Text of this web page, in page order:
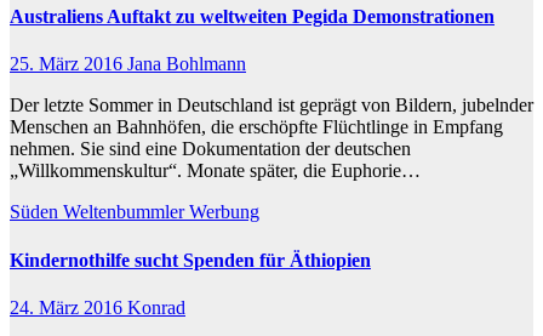
Australiens Auftakt zu weltweiten Pegida Demonstrationen
25. März 2016 Jana Bohlmann
Der letzte Sommer in Deutschland ist geprägt von Bildern, jubelnder
Menschen an Bahnhöfen, die erschöpfte Flüchtlinge in Empfang
nehmen. Sie sind eine Dokumentation der deutschen
„Willkommenskultur“. Monate später, die Euphorie…
Süden WeltenbummlerWerbung
Kindernothilfe sucht Spenden für Äthiopien
24. März 2016 Konrad